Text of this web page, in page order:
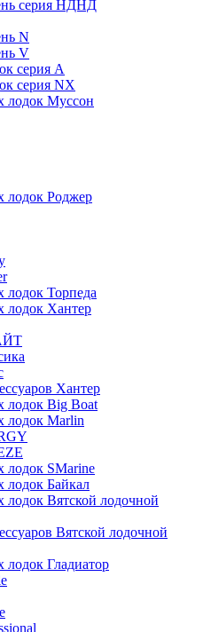
серия НДНД
N
V
серия А
серия NX
лодок Муссон
лодок Роджер
лодок Торпеда
лодок Хантер
Хантер
лодок Big Boat
лодок Marlin
лодок SMarine
лодок Байкал
лодок Вятской лодочной
Вятской лодочной
лодок Гладиатор